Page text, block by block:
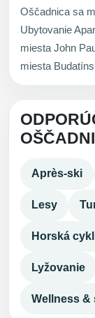
Oščadnica sa
Ubytovanie
miesta John
miesta
Après-ski
Lesy
Horská
Lyžovanie
Wellness &